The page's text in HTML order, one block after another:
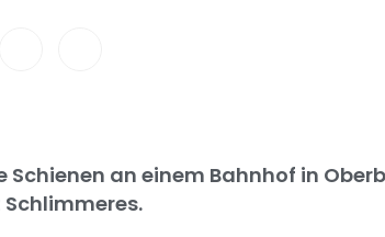
an einem Bahnhof in